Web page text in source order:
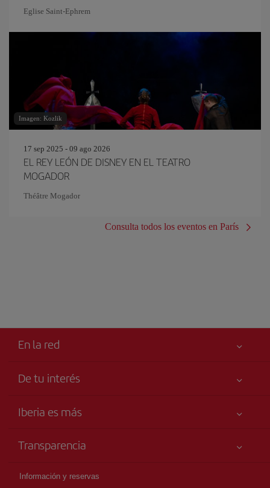
Eglise Saint‐Ephrem
Imagen: Kozlik
17 sep 2025 - 09 ago 2026
EL REY LEÓN DE DISNEY EN EL TEATRO
MOGADOR
Théâtre Mogador
Consulta todos los eventos en París
En la red
De tu interés
Tu seguridad es lo primero
Publicidad
Iberia es más
Talento a bordo
Grupo Iberia
Transparencia
Información y reservas